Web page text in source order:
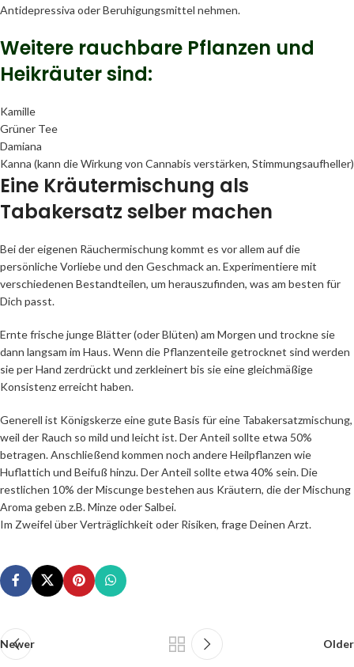
Antidepressiva oder Beruhigungsmittel nehmen.
Weitere rauchbare Pflanzen und
Heikräuter sind:
Kamille
Grüner Tee
Damiana
Kanna (kann die Wirkung von Cannabis verstärken, Stimmungsaufheller)
Eine Kräutermischung als
Tabakersatz selber machen
Bei der eigenen Räuchermischung kommt es vor allem auf die
persönliche Vorliebe und den Geschmack an. Experimentiere mit
verschiedenen Bestandteilen, um herauszufinden, was am besten für
Dich passt.
Ernte frische junge Blätter (oder Blüten) am Morgen und trockne sie
dann langsam im Haus. Wenn die Pflanzenteile getrocknet sind werden
sie per Hand zerdrückt und zerkleinert bis sie eine gleichmäßige
Konsistenz erreicht haben.
Generell ist Königskerze eine gute Basis für eine Tabakersatzmischung,
weil der Rauch so mild und leicht ist. Der Anteil sollte etwa 50%
betragen. Anschließend kommen noch andere Heilpflanzen wie
Huflattich und Beifuß hinzu. Der Anteil sollte etwa 40% sein. Die
restlichen 10% der Miscunge bestehen aus Kräutern, die der Mischung
Aroma geben z.B. Minze oder Salbei.
Im Zweifel über Verträglichkeit oder Risiken, frage Deinen Arzt.
Newer Older